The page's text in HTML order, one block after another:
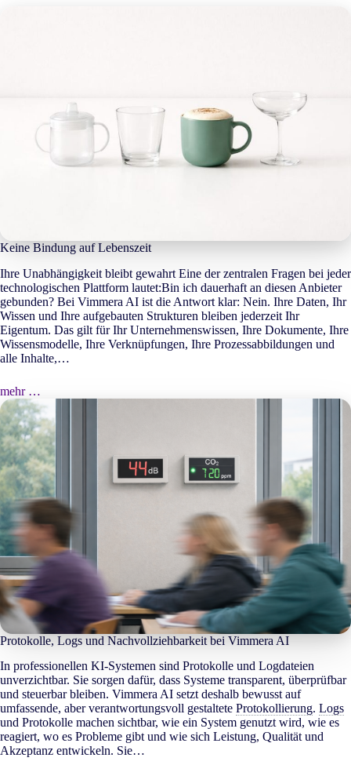
Keine Bindung auf Lebenszeit
Ihre Unabhängigkeit bleibt gewahrt Eine der zentralen Fragen bei jeder
technologischen Plattform lautet:Bin ich dauerhaft an diesen Anbieter
gebunden? Bei Vimmera AI ist die Antwort klar: Nein. Ihre Daten, Ihr
Wissen und Ihre aufgebauten Strukturen bleiben jederzeit Ihr
Eigentum. Das gilt für Ihr Unternehmenswissen, Ihre Dokumente, Ihre
Wissensmodelle, Ihre Verknüpfungen, Ihre Prozessabbildungen und
alle Inhalte,…
mehr …
Protokolle, Logs und Nachvollziehbarkeit bei Vimmera AI
In professionellen KI-Systemen sind Protokolle und Logdateien
unverzichtbar. Sie sorgen dafür, dass Systeme transparent, überprüfbar
und steuerbar bleiben. Vimmera AI setzt deshalb bewusst auf
umfassende, aber verantwortungsvoll gestaltete Protokollierung. Logs
und Protokolle machen sichtbar, wie ein System genutzt wird, wie es
reagiert, wo es Probleme gibt und wie sich Leistung, Qualität und
Akzeptanz entwickeln. Sie…